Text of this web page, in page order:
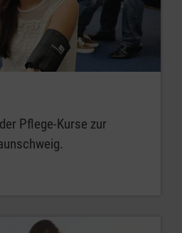
Pflege-Kurse zur